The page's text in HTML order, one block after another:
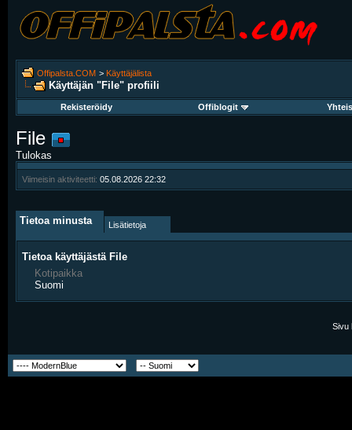
Offipalsta.COM > Käyttäjälista
Käyttäjän "File" profiili
Rekisteröidy Offiblogit
File
Tulokas
Viimeisin aktiviteetti: 05.08.2026 22:32
Tietoa minusta Lisätietoja
Tietoa käyttäjästä File
Kotipaikka
Suomi
Sivu